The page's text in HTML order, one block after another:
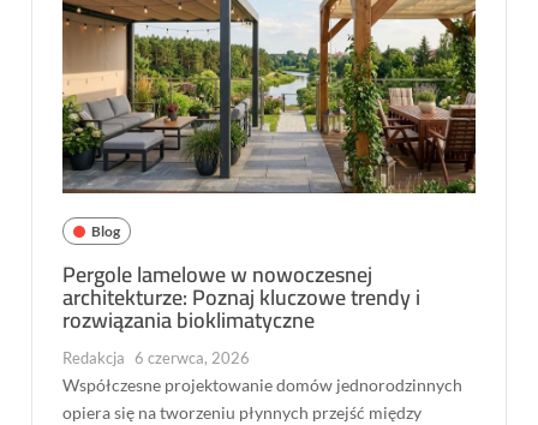
Blog
Pergole lamelowe w nowoczesnej
architekturze: Poznaj kluczowe trendy i
rozwiązania bioklimatyczne
Redakcja 6 czerwca, 2026
Współczesne projektowanie domów jednorodzinnych
opiera się na tworzeniu płynnych przejść między